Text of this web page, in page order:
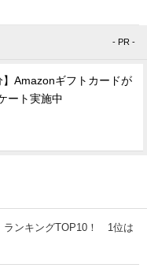
- PR -
】Amazonギフトカードが
ート実施中
ランキングTOP10！ 1位は